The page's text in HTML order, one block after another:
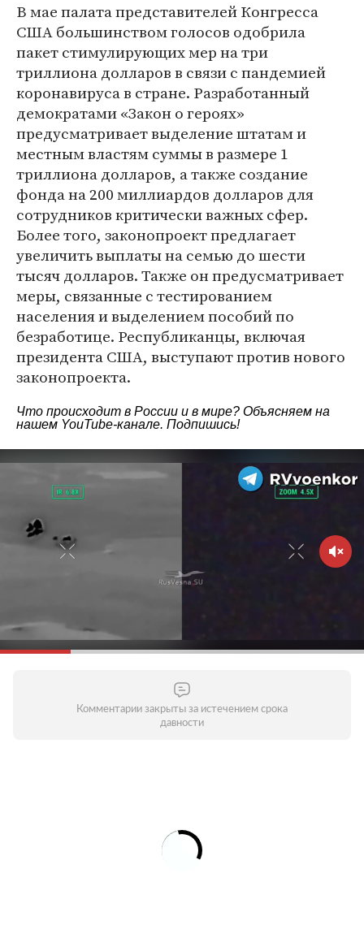
В мае палата представителей Конгресса
США большинством голосов одобрила
пакет стимулирующих мер на три
триллиона долларов в связи с пандемией
коронавируса в стране. Разработанный
демократами «Закон о героях»
предусматривает выделение штатам и
местным властям суммы в размере 1
триллиона долларов, а также создание
фонда на 200 миллиардов долларов для
сотрудников критически важных сфер.
Более того, законопроект предлагает
увеличить выплаты на семью до шести
тысяч долларов. Также он предусматривает
меры, связанные с тестированием
населения и выделением пособий по
безработице. Республиканцы, включая
президента США, выступают против нового
законопроекта.
Что происходит в России и в мире? Объясняем на
нашем YouTube-канале. Подпишись!
Комментарии закрыты за истечением срока
давности